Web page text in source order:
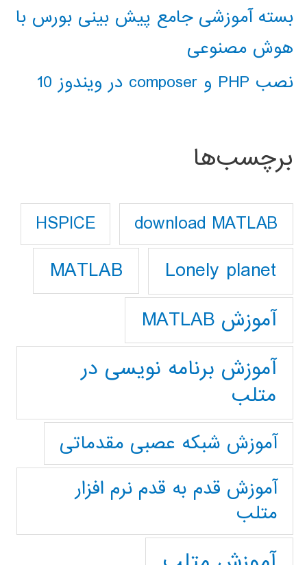
بسته آموزشی جامع پیش بینی بورس با
هوش مصنوعی
نصب PHP و composer در ویندوز 10
برچسب‌ها
download MATLAB
HSPICE
Lonely planet
MATLAB
آموزش MATLAB
آموزش برنامه نویسی در
متلب
آموزش شبکه عصبی مقدماتی
آموزش قدم به قدم نرم افزار
متلب